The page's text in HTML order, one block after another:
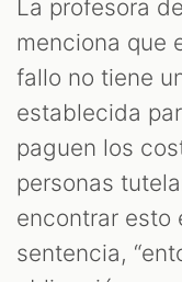
La profesora
menciona que
fallo no tiene
establecida
paguen los
personas
encontrar esto
sentencia,